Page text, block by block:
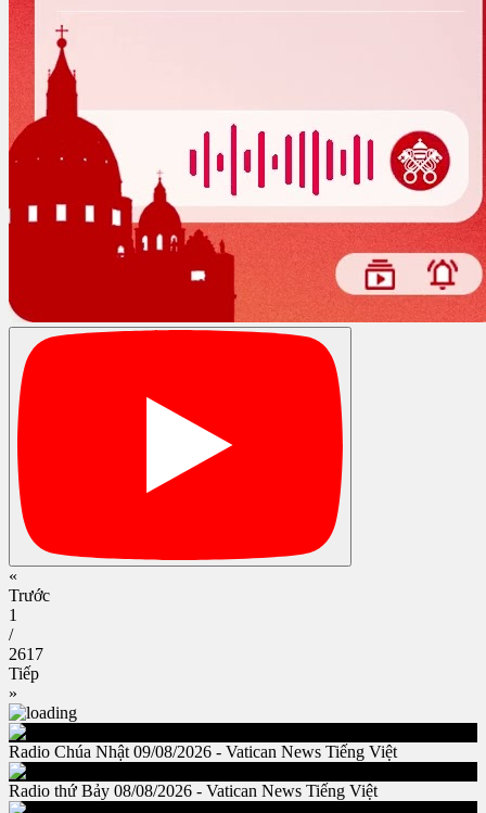
«
Trước
1
/
2617
Tiếp
»
Radio Chúa Nhật 09/08/2026 - Vatican News Tiếng Việt
Radio thứ Bảy 08/08/2026 - Vatican News Tiếng Việt